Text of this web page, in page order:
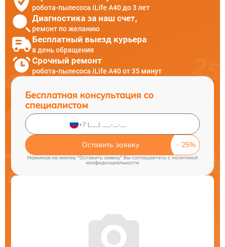
робота-пылесоса iLife A40 до 3 лет
Диагностика за наш счет,
ремонт по желанию
Бесплатный выезд курьера
в день обращения
Срочный ремонт
робота-пылесоса iLife A40 от 35 минут
Бесплатная консультация со
специалистом
Оставить заявку
Нажимая на кнопку "Оставить заявку" Вы соглашаетесь c политикой
конфиденциальности